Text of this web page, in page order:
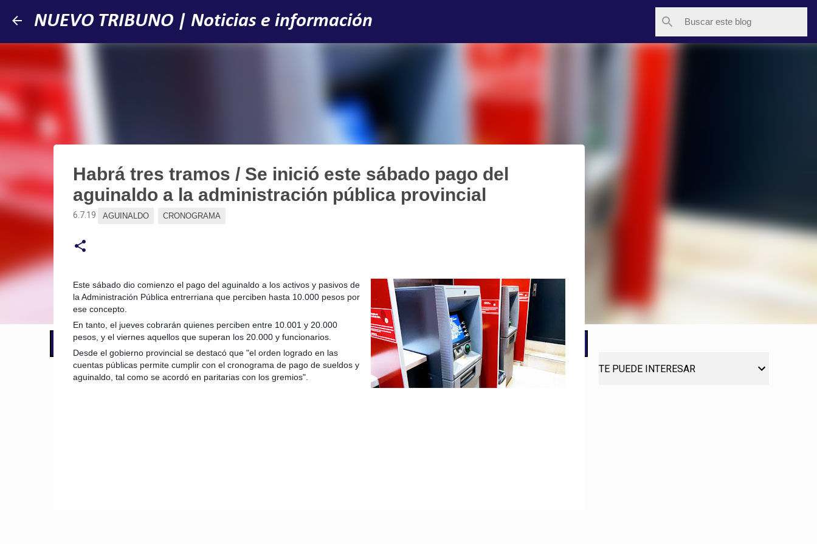
Ir al contenido principal
NUEVO TRIBUNO | Noticias e información
📢 LO ÚLTIMO El Gobierno postergó la reunión paritaria con estatales
Habrá tres tramos / Se inició este sábado pago del
aguinaldo a la administración pública provincial
6.7.19 AGUINALDO CRONOGRAMA
Este sábado dio comienzo el pago del aguinaldo a los activos y pasivos de
la Administración Pública entrerriana que perciben hasta 10.000 pesos por
ese concepto.
En tanto, el jueves cobrarán quienes perciben entre 10.001 y 20.000
pesos, y el viernes aquellos que superan los 20.000 y funcionarios.
Desde el gobierno provincial se destacó que "el orden logrado en las
cuentas públicas permite cumplir con el cronograma de pago de sueldos y
aguinaldo, tal como se acordó en paritarias con los gremios".
TE PUEDE INTERESAR